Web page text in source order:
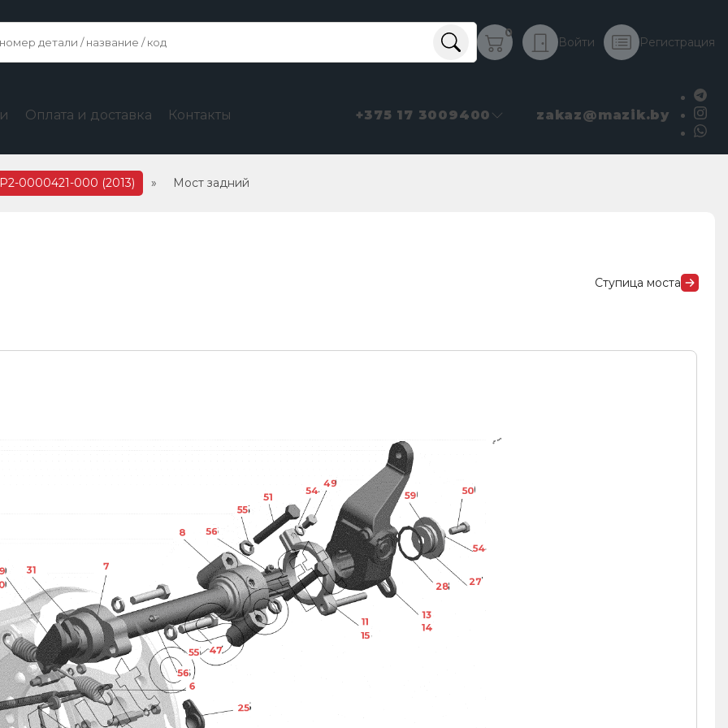
0
Войти Регистрация
Оплата и доставка Контакты +375 17 3009400 zakaz@mazik.by
0000421-000 (2013) » Мост задний
Ступица моста
50
51
54
54
55
55
56
56
59
49
6
7
8
11
13
14
15
25
27
28
31
47